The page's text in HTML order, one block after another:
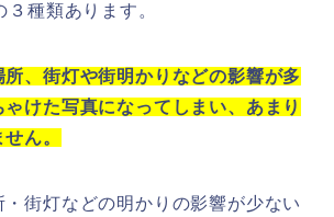
３種類あります。
所、街灯や街明かりなどの影響が多
けた写真になってしまい、あまり
ん。
街灯などの明かりの影響が少ない